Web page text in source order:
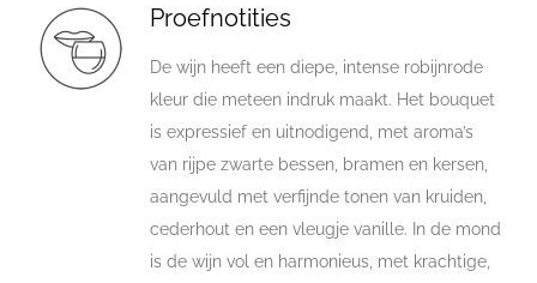
Proefnotities
De wijn heeft een diepe, intense robijnrode
kleur die meteen indruk maakt. Het bouquet
is expressief en uitnodigend, met aroma’s
van rijpe zwarte bessen, bramen en kersen,
aangevuld met verfijnde tonen van kruiden,
cederhout en een vleugje vanille. In de mond
is de wijn vol en harmonieus, met krachtige,